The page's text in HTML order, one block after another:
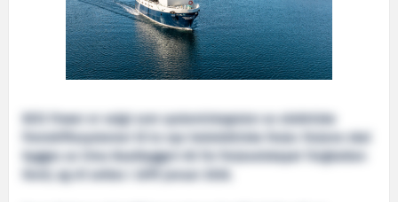
BOS Power er valgt som systemintegrator av elektriske
fremdriftssystemer til to nye helelektriske ferjer. ferjene skal
bygges av Oma Baatbyggeri AS for ferjeselskapet Torghatten
Nord, og vil settes i drift januar 2026.